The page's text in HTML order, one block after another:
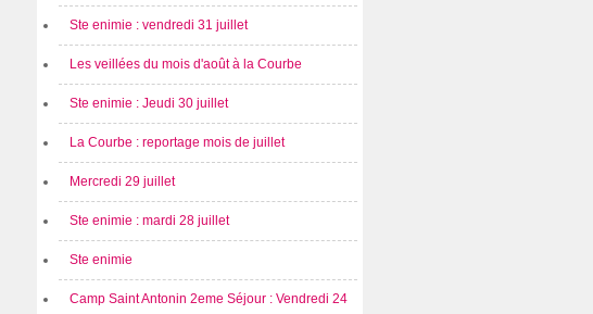
Ste enimie : vendredi 31 juillet
Les veillées du mois d'août à la Courbe
Ste enimie : Jeudi 30 juillet
La Courbe : reportage mois de juillet
Mercredi 29 juillet
Ste enimie : mardi 28 juillet
Ste enimie
Camp Saint Antonin 2eme Séjour : Vendredi 24